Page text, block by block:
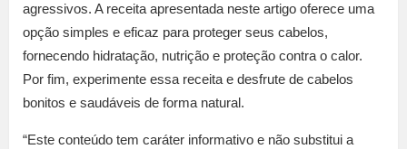
agressivos. A receita apresentada neste artigo oferece uma
opção simples e eficaz para proteger seus cabelos,
fornecendo hidratação, nutrição e proteção contra o calor.
Por fim, experimente essa receita e desfrute de cabelos
bonitos e saudáveis de forma natural.
“Este conteúdo tem caráter informativo e não substitui a